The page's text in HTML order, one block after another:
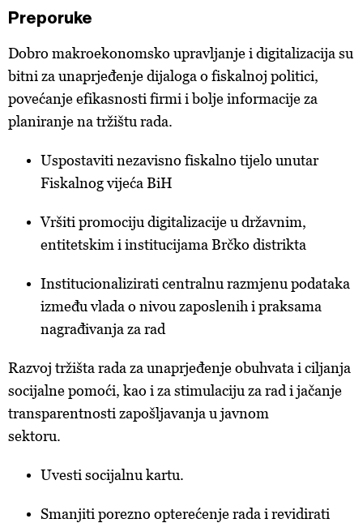
Preporuke
Dobro makroekonomsko upravljanje i digitalizacija su
bitni za unaprjeđenje dijaloga o fiskalnoj politici,
povećanje efikasnosti firmi i bolje informacije za
planiranje na tržištu rada.
Uspostaviti nezavisno fiskalno tijelo unutar
Fiskalnog vijeća BiH
Vršiti promociju digitalizacije u državnim,
entitetskim i institucijama Brčko distrikta
Institucionalizirati centralnu razmjenu podataka
između vlada o nivou zaposlenih i praksama
nagrađivanja za rad
Razvoj tržišta rada za unaprjeđenje obuhvata i ciljanja
socijalne pomoći, kao i za stimulaciju za rad i jačanje
transparentnosti zapošljavanja u javnom
sektoru.
Uvesti socijalnu kartu.
Smanjiti porezno opterećenje rada i revidirati